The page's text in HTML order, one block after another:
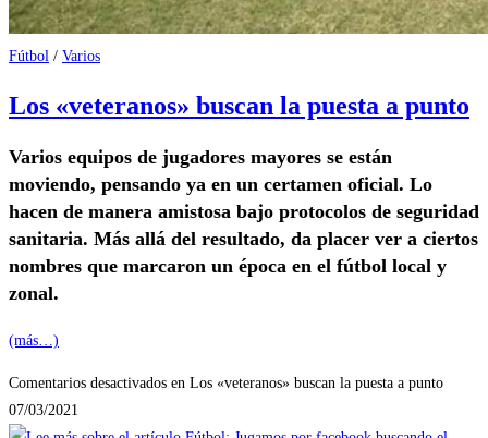
Fútbol / Varios
Los «veteranos» buscan la puesta a punto
Varios equipos de jugadores mayores se están
moviendo, pensando ya en un certamen oficial. Lo
hacen de manera amistosa bajo protocolos de seguridad
sanitaria. Más allá del resultado, da placer ver a ciertos
nombres que marcaron un época en el fútbol local y
zonal.
(más…)
Comentarios desactivados en Los «veteranos» buscan la puesta a punto
07/03/2021